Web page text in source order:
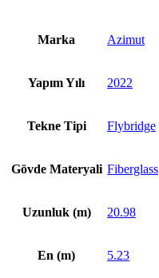
Marka Azimut
Yapım Yılı 2022
Tekne Tipi Flybridge
Gövde Materyali Fiberglass
Uzunluk (m) 20.98
En (m) 5.23